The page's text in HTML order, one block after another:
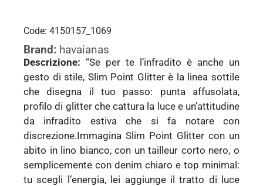
Code: 4150157_1069
Brand: havaianas
Descrizione: “Se per te l’infradito è anche un
gesto di stile, Slim Point Glitter è la linea sottile
che disegna il tuo passo: punta affusolata,
profilo di glitter che cattura la luce e un’attitudine
da infradito estiva che si fa notare con
discrezione.Immagina Slim Point Glitter con un
abito in lino bianco, con un tailleur corto nero, o
semplicemente con denim chiaro e top minimal:
tu scegli l’energia, lei aggiunge il tratto di luce